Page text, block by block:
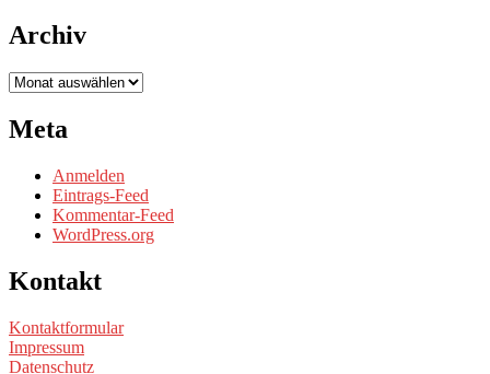
Archiv
Archiv
Meta
Anmelden
Eintrags-Feed
Kommentar-Feed
WordPress.org
Kontakt
Kontaktformular
Impressum
Datenschutz